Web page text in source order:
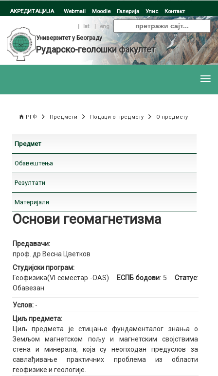
АКРЕДИТАЦИЈА Webmail Moodle Галерија Упис Контакт
| lat |
eng
Универзитет у Београду
Рударско-геолошки факултет
РГФ Предмети Подаци о предмету О предмету
Предмет
Обавештења
Резултати
Материјали
Основи геомагнетизма
Предавачи:
проф. др Весна Цветков
Студијски програм:
Геофизика(VI семестар -OAS)
ЕСПБ бодови: 5 Статус:
Обавезан
Услов: -
Циљ предмета:
Циљ предмета је стицање фундаменталог знања о
Земљом магнетском пољу и магнетским својствима
стена и минерала, која су неопходан предуслов за
савлађивање практичних проблема из области
геофизике и геологије.